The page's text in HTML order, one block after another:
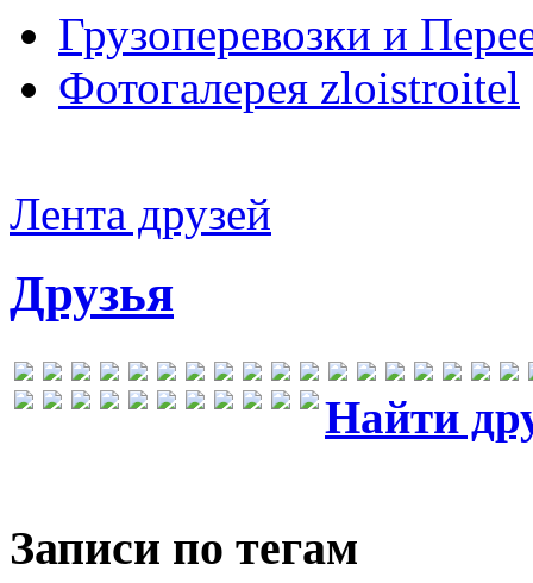
Грузоперевозки и
Фотогалерея zloistroitel
Лента друзей
Друзья
Найти
Записи по тегам